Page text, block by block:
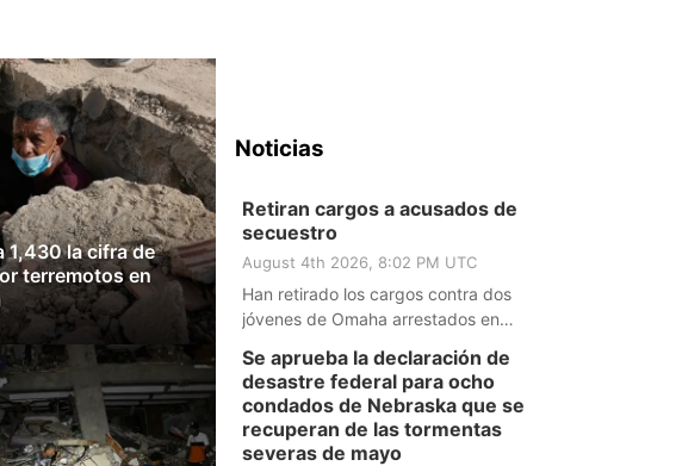
1,430 la cifra de
terremotos en
Noticias
Retiran cargos a acusados de
secuestro
August 4th 2026, 8:02 PM UTC
Han retirado los cargos contra dos
jóvenes de Omaha arrestados en
menores. Le ampliamos los detalles a
continuación
Se aprueba la declaración de
desastre federal para ocho
condados de Nebraska que se
recuperan de las tormentas
severas de mayo